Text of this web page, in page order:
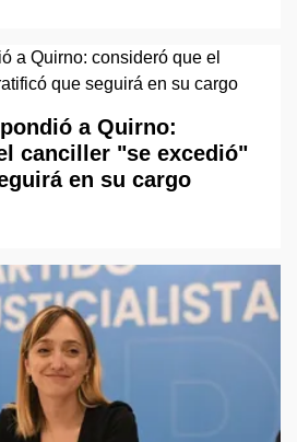
a Quirno:
canciller "se excedió"
en su cargo